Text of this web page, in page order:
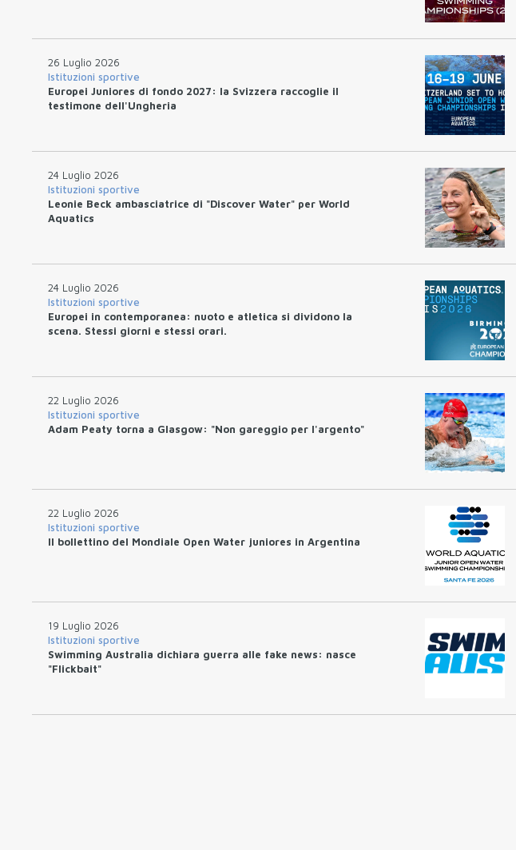
26 Luglio 2026
Istituzioni sportive
Europei Juniores di fondo 2027: la Svizzera raccoglie il
testimone dell'Ungheria
24 Luglio 2026
Istituzioni sportive
Leonie Beck ambasciatrice di "Discover Water" per World
Aquatics
24 Luglio 2026
Istituzioni sportive
Europei in contemporanea: nuoto e atletica si dividono la
scena. Stessi giorni e stessi orari.
22 Luglio 2026
Istituzioni sportive
Adam Peaty torna a Glasgow: "Non gareggio per l'argento"
22 Luglio 2026
Istituzioni sportive
Il bollettino del Mondiale Open Water juniores in Argentina
19 Luglio 2026
Istituzioni sportive
Swimming Australia dichiara guerra alle fake news: nasce
"Flickbait"